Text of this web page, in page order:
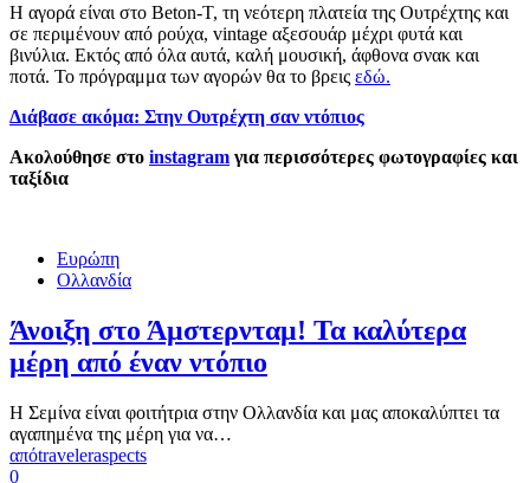
Η αγορά είναι στο Beton-T, τη νεότερη πλατεία της Ουτρέχτης και
σε περιμένουν από ρούχα, vintage αξεσουάρ μέχρι φυτά και
βινύλια. Εκτός από όλα αυτά, καλή μουσική, άφθονα σνακ και
ποτά. Το πρόγραμμα των αγορών θα το βρεις εδώ.
Διάβασε ακόμα: Στην Ουτρέχτη σαν ντόπιος
Ακολούθησε στο instagram για περισσότερες φωτογραφίες και
ταξίδια
Ευρώπη
Ολλανδία
Άνοιξη στο Άμστερνταμ! Τα καλύτερα
μέρη από έναν ντόπιο
Η Σεμίνα είναι φοιτήτρια στην Ολλανδία και μας αποκαλύπτει τα
αγαπημένα της μέρη για να…
απόtraveleraspects
0